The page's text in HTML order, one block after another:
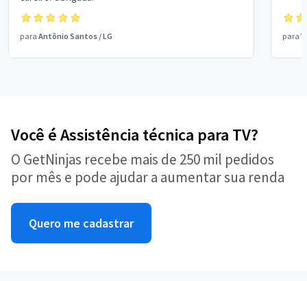
para Antônio Santos /LG para
Você é Assistência técnica para TV?
O GetNinjas recebe mais de 250 mil pedidos
por mês e pode ajudar a aumentar sua renda
Quero me cadastrar